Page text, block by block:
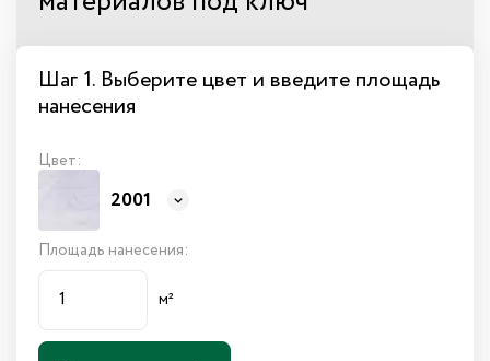
Шаг 1. Выберите цвет и введите площадь
нанесения
Цвет:
2001
Площадь нанесения:
м²